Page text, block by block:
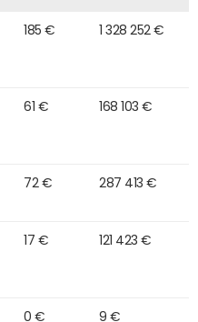
185 € 1 328 252 €
61 € 168 103 €
72 € 287 413 €
17 € 121 423 €
0 € 9 €